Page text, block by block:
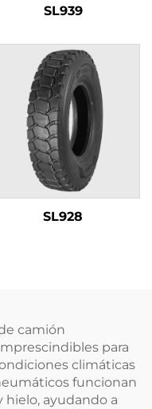
SL939
SL928
camión
para
climáticas
funcionan
ayudando a